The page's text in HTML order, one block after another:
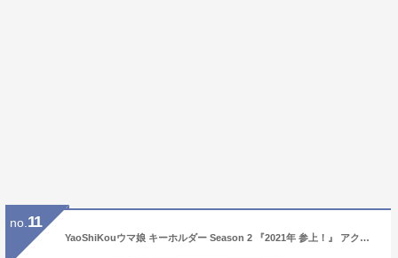
no. 11
YaoShiKouウマ娘 キーホルダー Season 2 『2021年 参上！』 アクリル キーチェーン ウマ娘人気 6枚セットアニメ キャラクター 透明感 可愛い バッグペンダント バッグ飾り グッズ 周辺 コスチューム道具 萌えグッズ アニメバッグ 携帯 鍵 自動車飾り グッズ 6枚セット